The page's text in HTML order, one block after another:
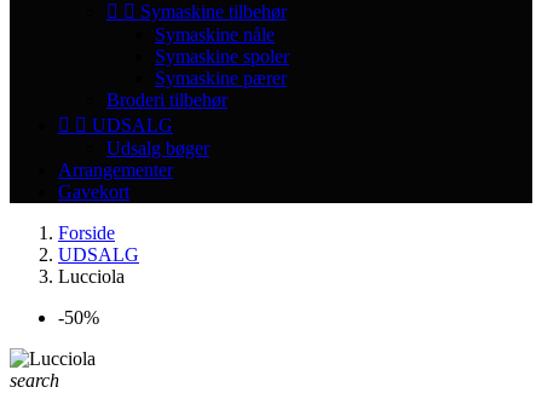
  Symaskine tilbehør
Symaskine nåle
Symaskine spoler
Symaskine pærer
Broderi tilbehør
  UDSALG
Udsalg bøger
Arrangementer
Gavekort
Forside
UDSALG
Lucciola
-50%
search